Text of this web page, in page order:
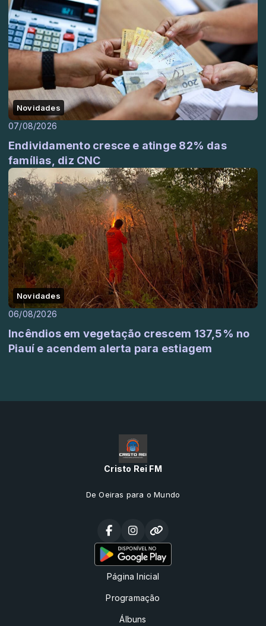
Novidades
07/08/2026
Endividamento cresce e atinge 82% das
famílias, diz CNC
Novidades
06/08/2026
Incêndios em vegetação crescem 137,5% no
Piauí e acendem alerta para estiagem
Cristo Rei FM
De Oeiras para o Mundo
Página Inicial
Programação
Álbuns